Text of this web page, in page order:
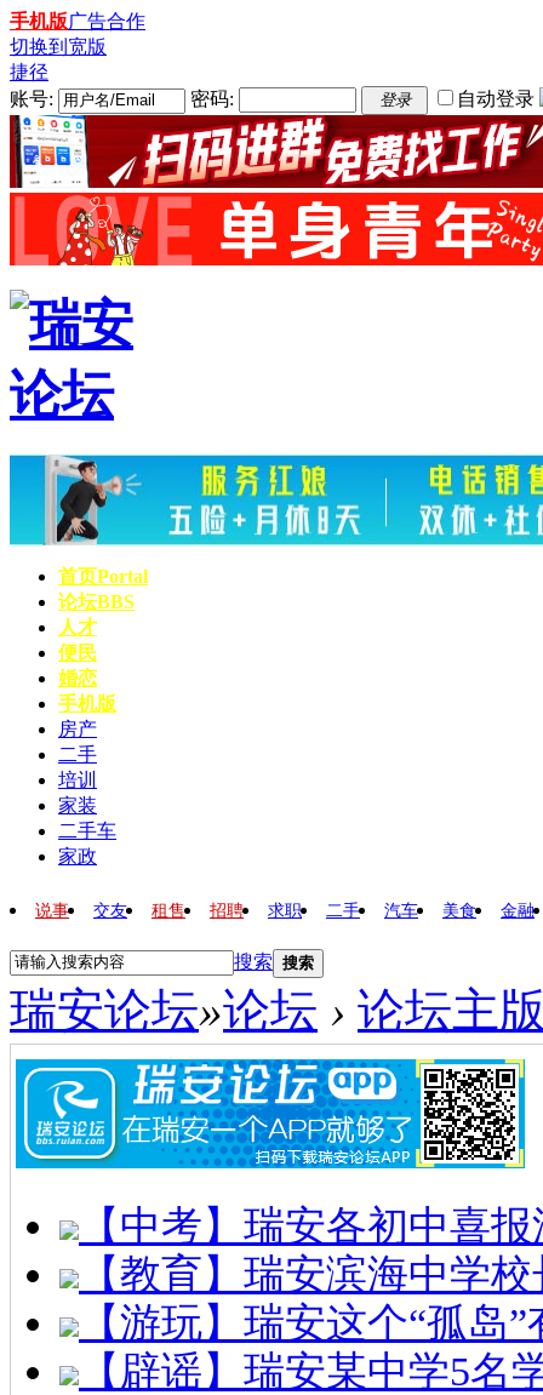
手机版广告合作
切换到宽版
捷径
账号:
密码: 登录 自动登录
首页Portal
论坛BBS
人才
便民
婚恋
手机版
房产
二手
培训
家装
二手车
家政
说事 交友 租售 招聘 求职 二手 汽车 美食 金融
搜索 搜索
瑞安论坛»论坛 › 论坛主
【中考】瑞安各初中喜
【教育】瑞安滨海中学
【游玩】瑞安这个“孤岛
【辟谣】瑞安某中学5名